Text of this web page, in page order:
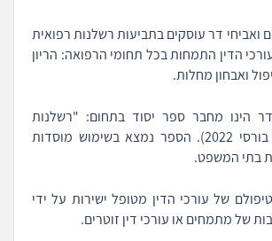
ואביחי דר עוסקים בתביעות רשלנות רפואית
לעורכי הדין התמחות בכל תחומי הרפואה: הריון
ואבחון מחלות.
דר הינו מחבר ספר יסוד בתחום: "רשלנות
רפואית" (הוצאת בורסי 2022). הספר נמצא בשימוש מוסדות
בתי המשפט.
של עורכי הדין מטופל ישירות על ידי
של מתמחים או עורכי דין זוטרים.